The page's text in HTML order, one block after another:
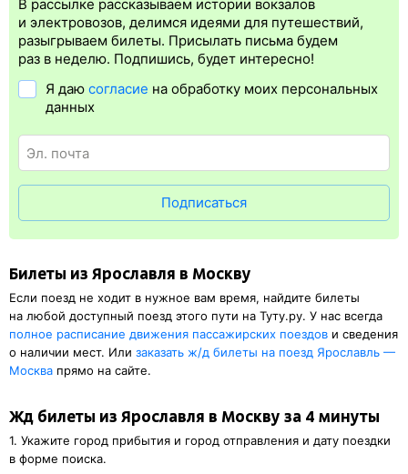
Электронная регистрацияпроизводитсясразупосле оплаты
билета.Электронная регистрация— это опция, которая
упрощает жизнь пассажиру. Её бонус в том, что не требуется
регистрация доступна почти для всех заказов,исключение
составляют поезда
билете. А в случае отсутствия электронной регистрации еще
и распечатка посадочного купона.
В рассылке рассказываем истории вокзалов
и электровозов, делимся идеями для путешествий,
разыгрываем билеты. Присылать письма будем
раз в неделю. Подпишись, будет интересно!
Я даю согласие на обработку моих персональных
данных
Подписаться
Билеты из Ярославля в Москву
Если поезд не ходит в нужное вам время, найдите билеты
на любой доступный поезд этого пути на Туту.ру. У нас всегда
полное расписание движения пассажирских поездов и сведения
о наличии мест. Или заказать ж/д билеты на поезд Ярославль —
Москва прямо на сайте.
Жд билеты из Ярославля в Москву за 4 минуты
1. Укажите город прибытия и город отправления и дату поездки
в форме поиска.